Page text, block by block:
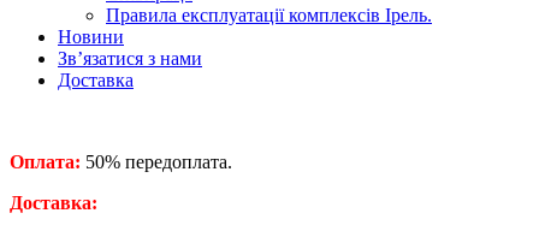
Правила експлуатації комплексів Ірель.
Новини
Зв’язатися з нами
Доставка
Оплата: 50% передоплата.
​Доставка: